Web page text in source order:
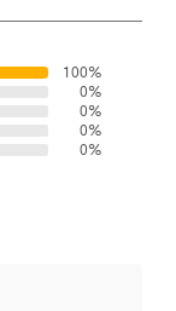
100%
0%
0%
0%
0%